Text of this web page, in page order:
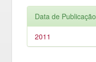
Data de Publicação
2011